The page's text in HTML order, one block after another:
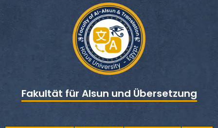
Fakultät für Alsun und Übersetzung